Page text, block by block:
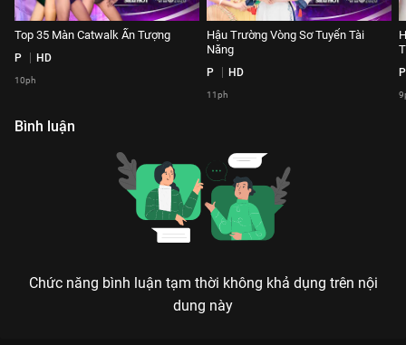
Top 35 Màn Catwalk Ấn Tượng
P HD
10ph
Hậu Trường Vòng Sơ Tuyển Tài
Năng
P HD
11ph
P
Bình luận
Chức năng bình luận tạm thời không khả dụng trên nội
dung này